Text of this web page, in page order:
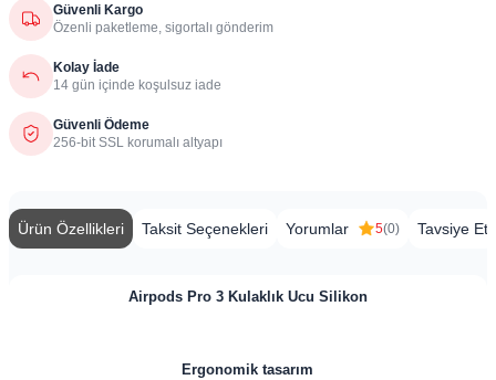
Güvenli Kargo
Özenli paketleme, sigortalı gönderim
Kolay İade
14 gün içinde koşulsuz iade
Güvenli Ödeme
256-bit SSL korumalı altyapı
Ürün Özellikleri Taksit Seçenekleri Yorumlar 5(0) Tavsiye Et
Airpods Pro 3 Kulaklık Ucu Silikon
Ergonomik tasarım